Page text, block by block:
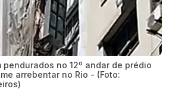
no 12º andar de prédio
arrebentar no Rio - (Foto: